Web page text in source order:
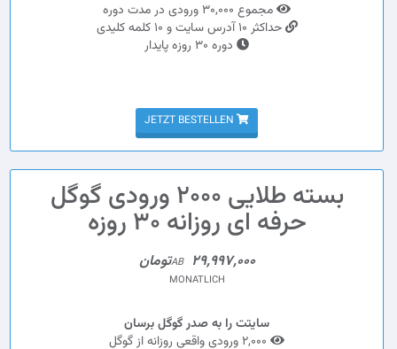
مجموع 30,000 ورودی در مدت دوره
حداکثر 10 آدرس سایت و 10 کلمه کلیدی
دوره 30 روزه پایدار
JETZT BESTELLEN
بسته طلایی 2000 ورودی گوگل
حرفه ای روزانه 30 روزه
AB 29,997,000تومان
MONATLICH
سایتت را به صدر گوگل برسان